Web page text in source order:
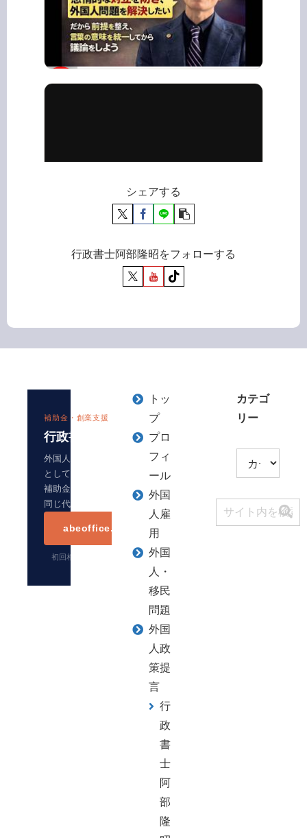
シェアする
行政書士阿部隆昭をフォローする
補助金・創業支援
行政書士阿部総合事務所
外国人雇用と補助金は、中小企業の経営課題
としてつながっていることが多いです。
補助金・省力化投資・創業支援のご相談は、
同じ代表が運営する事務所サイトへどうぞ。
abeoffice.net を見る →
初回相談無料・電話・オンライン・対面
トッ
プ
プロ
フィ
ール
外国
人雇
用
外国
人・
移民
問題
外国
人政
策提
言
行
政
書
士
阿
部
隆
カテゴ
リー